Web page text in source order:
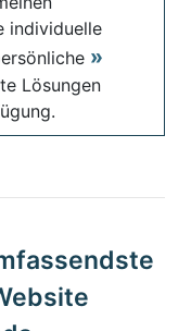
individuelle
Lösungen